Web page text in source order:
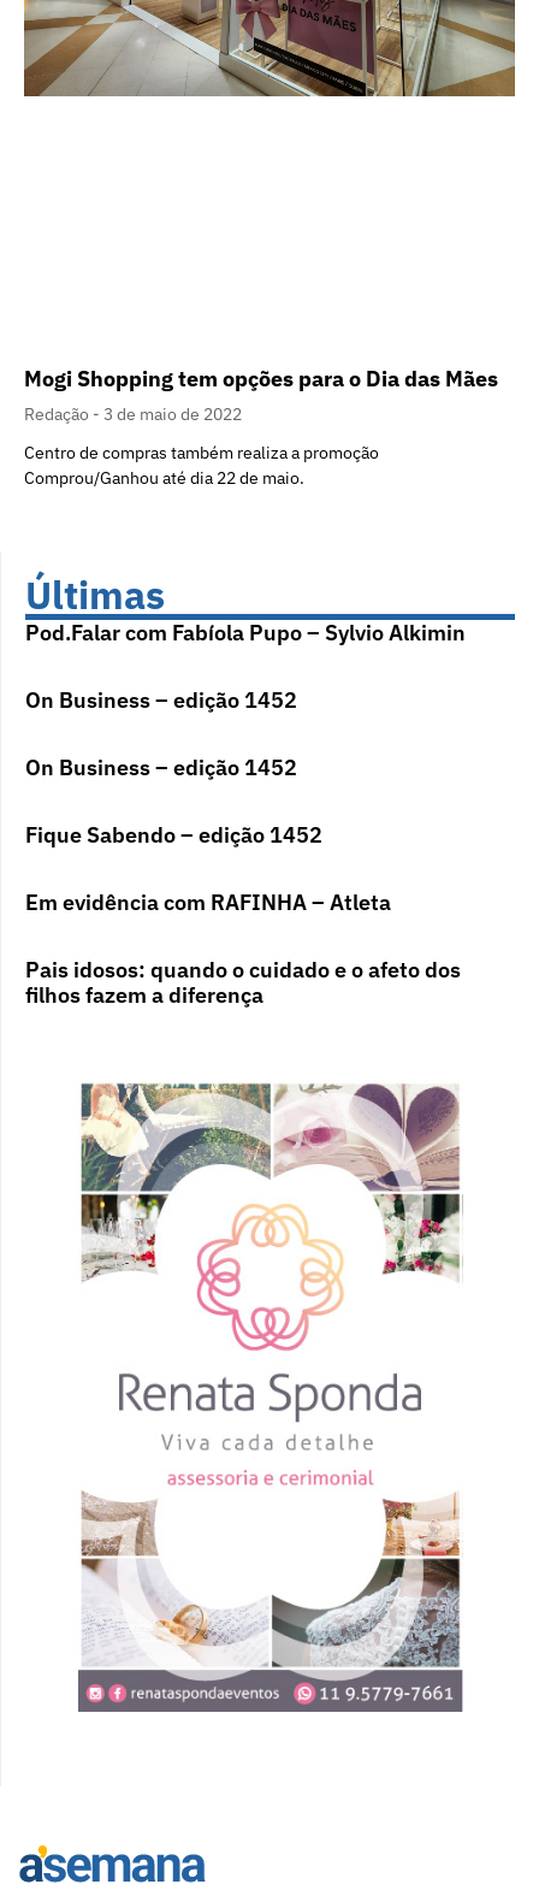
Mogi Shopping tem opções para o Dia das Mães
Redação
3 de maio de 2022
Centro de compras também realiza a promoção
Comprou/Ganhou até dia 22 de maio.
Últimas
Pod.Falar com Fabíola Pupo – Sylvio Alkimin
On Business – edição 1452
On Business – edição 1452
Fique Sabendo – edição 1452
Em evidência com RAFINHA – Atleta
Pais idosos: quando o cuidado e o afeto dos
filhos fazem a diferença